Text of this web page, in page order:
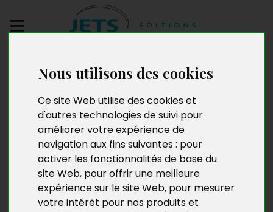
Nous utilisons des cookies
Ce site Web utilise des cookies et
d'autres technologies de suivi pour
améliorer votre expérience de
navigation aux fins suivantes : pour
activer les fonctionnalités de base du
site Web, pour offrir une meilleure
expérience sur le site Web, pour mesurer
votre intérêt pour nos produits et
manuscrit
Elsa mon amie